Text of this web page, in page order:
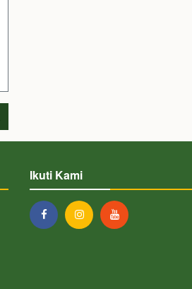
Ikuti Kami